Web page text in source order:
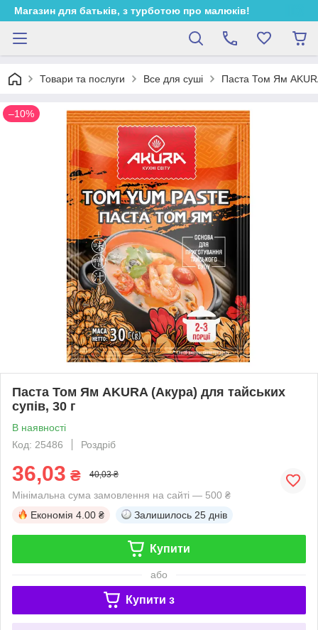
Магазин для батьків, з турботою про малюків!
Товари та послуги Все для суші Паста Том Ям
–10%
Паста Том Ям AKURA (Акура) для тайських
супів, 30 г
В наявності
Код: 25486
Роздріб
36,03 ₴ 40,03 ₴
Мінімальна сума замовлення на сайті — 500 ₴
Економія 4.00 ₴ Залишилось 25 днів
Купити
або
Купити з